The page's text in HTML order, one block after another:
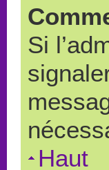
Si
Haut